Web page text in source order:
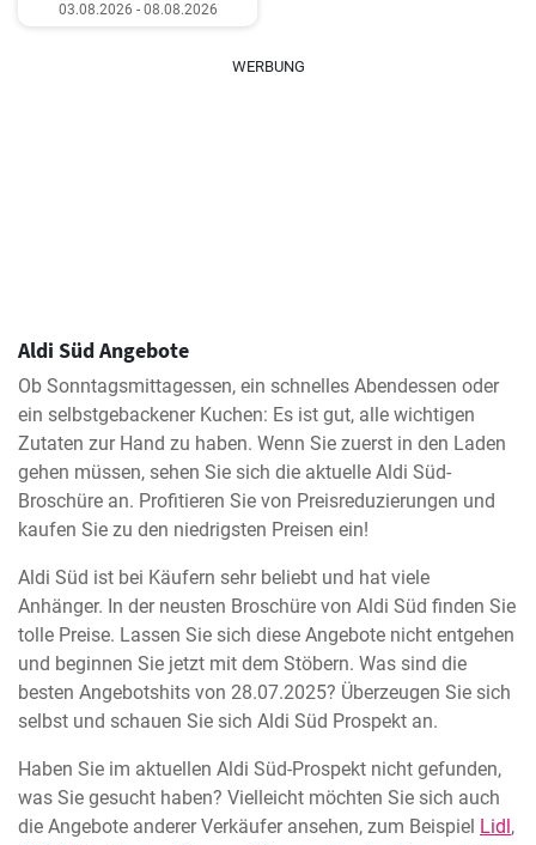
03.08.2026 - 08.08.2026
WERBUNG
Aldi Süd Angebote
Ob Sonntagsmittagessen, ein schnelles Abendessen oder
ein selbstgebackener Kuchen: Es ist gut, alle wichtigen
Zutaten zur Hand zu haben. Wenn Sie zuerst in den Laden
gehen müssen, sehen Sie sich die aktuelle Aldi Süd-
Broschüre an. Profitieren Sie von Preisreduzierungen und
kaufen Sie zu den niedrigsten Preisen ein!
Aldi Süd ist bei Käufern sehr beliebt und hat viele
Anhänger. In der neusten Broschüre von Aldi Süd finden Sie
tolle Preise. Lassen Sie sich diese Angebote nicht entgehen
und beginnen Sie jetzt mit dem Stöbern. Was sind die
besten Angebotshits von 28.07.2025? Überzeugen Sie sich
selbst und schauen Sie sich Aldi Süd Prospekt an.
Haben Sie im aktuellen Aldi Süd-Prospekt nicht gefunden,
was Sie gesucht haben? Vielleicht möchten Sie sich auch
die Angebote anderer Verkäufer ansehen, zum Beispiel Lidl,